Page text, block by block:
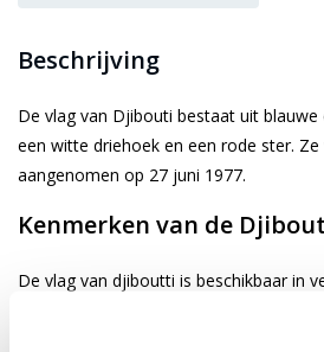
Beschrijving
De vlag van Djibouti bestaat uit
een witte driehoek en een rode ster.
aangenomen op 27 juni 1977.
Kenmerken van de
De vlag van djiboutti is beschikbaar in
afmetingen. Je kiest de gewenste
De vlag is gemaakt van 3-draads